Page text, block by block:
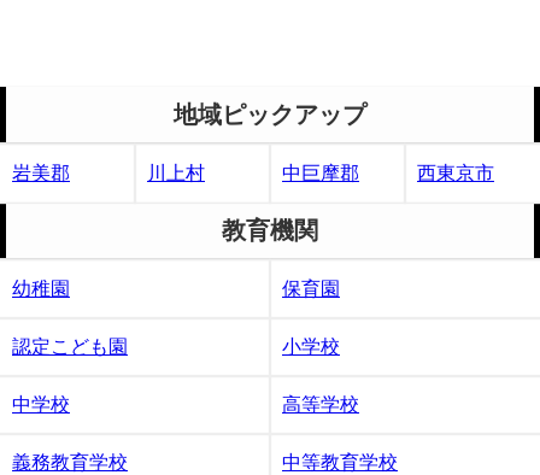
地域ピックアップ
岩美郡 川上村 中巨摩郡 西東京市
教育機関
幼稚園 保育園
認定こども園 小学校
中学校 高等学校
義務教育学校 中等教育学校